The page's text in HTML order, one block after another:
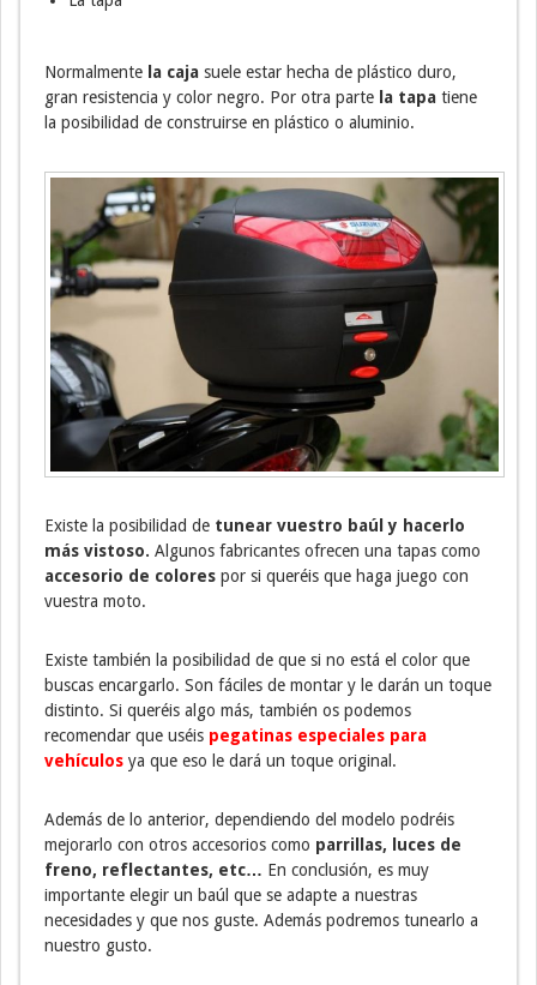
Normalmente la caja suele estar hecha de plástico duro,
gran resistencia y color negro. Por otra parte la tapa tiene
la posibilidad de construirse en plástico o aluminio.
Existe la posibilidad de tunear vuestro baúl y hacerlo
más vistoso. Algunos fabricantes ofrecen una tapas como
accesorio de colores por si queréis que haga juego con
vuestra moto.
Existe también la posibilidad de que si no está el color que
buscas encargarlo. Son fáciles de montar y le darán un toque
distinto. Si queréis algo más, también os podemos
recomendar que uséis pegatinas especiales para
vehículos ya que eso le dará un toque original.
Además de lo anterior, dependiendo del modelo podréis
mejorarlo con otros accesorios como parrillas, luces de
freno, reflectantes, etc… En conclusión, es muy
importante elegir un baúl que se adapte a nuestras
necesidades y que nos guste. Además podremos tunearlo a
nuestro gusto.